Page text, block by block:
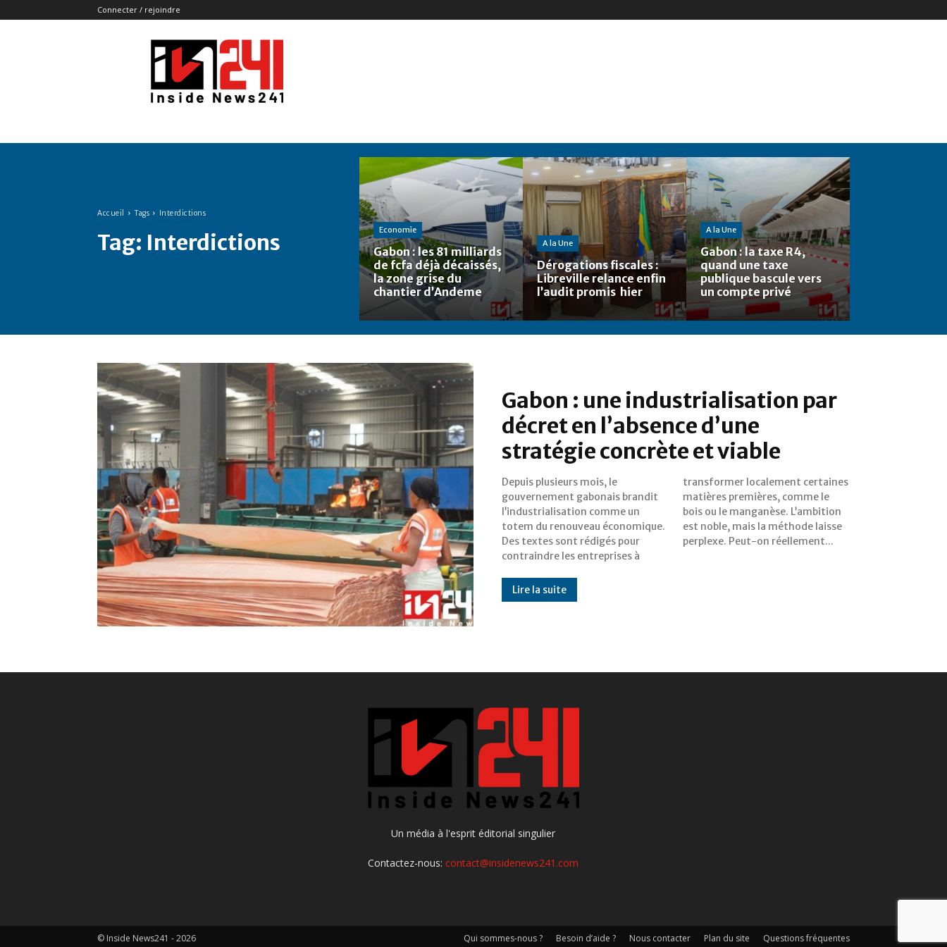
Connecter / rejoindre
Insidenews241
Accueil Tags Interdictions
Tag: Interdictions Economie
Gabon : les 81 milliards
de fcfa déjà décaissés,
la zone grise du
chantier d’Andeme
A la Une
Dérogations fiscales :
Libreville relance enfin
l’audit promis hier
A la Une
Gabon : la taxe R4,
quand une taxe
publique bascule vers
un compte privé
Gabon : une industrialisation par
décret en l’absence d’une
stratégie concrète et viable
Depuis plusieurs mois, le
gouvernement gabonais brandit
l’industrialisation comme un
totem du renouveau économique.
Des textes sont rédigés pour
contraindre les entreprises à
transformer localement certaines
matières premières, comme le
bois ou le manganèse. L’ambition
est noble, mais la méthode laisse
perplexe. Peut-on réellement...
Lire la suite
Un média à l'esprit éditorial singulier
Contactez-nous:contact@insidenews241.com
Qui sommes-nous ? Besoin d’aide ? Nous contacter Plan du site Questions fréquentes
© Inside News241 - 2026